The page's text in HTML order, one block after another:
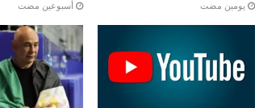
‏يومين مضت ‏أسبوعين مضت